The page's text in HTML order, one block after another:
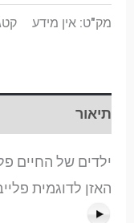
מק"ט: אין מידע
תיאור
ילדים של החיים
האזן לדוגמית